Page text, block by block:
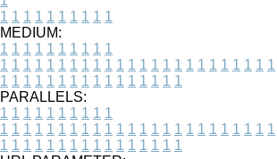
1 1 1 1 1 1 1 1 1 1
MEDIUM:
1 1 1 1 1 1 1 1 1 1
1 1 1 1 1 1 1 1 1 1 1 1 1 1 1 1 1 1 1 1 1 1 1 1
1 1 1 1 1 1 1 1 1 1 1 1 1 1 1 1
PARALLELS:
1 1 1 1 1 1 1 1 1 1
1 1 1 1 1 1 1 1 1 1 1 1 1 1 1 1 1 1 1 1 1 1 1 1
1 1 1 1 1 1 1 1 1 1 1 1 1 1 1 1